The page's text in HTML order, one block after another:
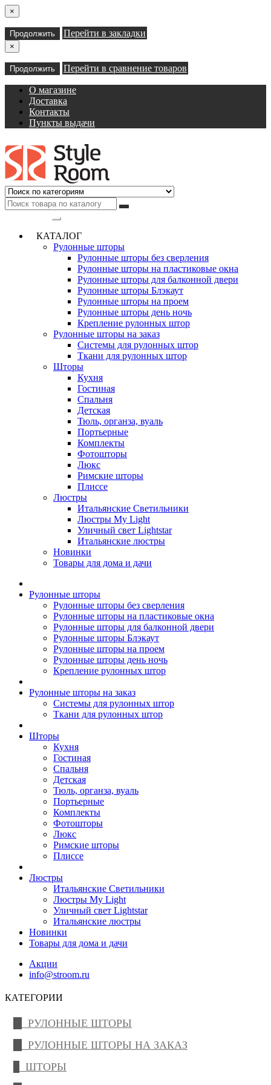
×
Продолжить Перейти в закладки
×
Продолжить Перейти в сравнение товаров
О магазине
Доставка
Контакты
Пункты выдачи
КАТАЛОГ
Рулонные шторы
Рулонные шторы без сверления
Рулонные шторы на пластиковые окна
Рулонные шторы для балконной двери
Рулонные шторы Блэкаут
Рулонные шторы на проем
Рулонные шторы день ночь
Крепление рулонных штор
Рулонные шторы на заказ
Системы для рулонных штор
Ткани для рулонных штор
Шторы
Кухня
Гостиная
Спальня
Детская
Тюль, органза, вуаль
Портьерные
Комплекты
Фотошторы
Люкс
Римские шторы
Плиссе
Люстры
Итальянские Светильники
Люстры My Light
Уличный свет Lightstar
Итальянские люстры
Новинки
Товары для дома и дачи
Рулонные шторы
Рулонные шторы без сверления
Рулонные шторы на пластиковые окна
Рулонные шторы для балконной двери
Рулонные шторы Блэкаут
Рулонные шторы на проем
Рулонные шторы день ночь
Крепление рулонных штор
Рулонные шторы на заказ
Системы для рулонных штор
Ткани для рулонных штор
Шторы
Кухня
Гостиная
Спальня
Детская
Тюль, органза, вуаль
Портьерные
Комплекты
Фотошторы
Люкс
Римские шторы
Плиссе
Люстры
Итальянские Светильники
Люстры My Light
Уличный свет Lightstar
Итальянские люстры
Новинки
Товары для дома и дачи
Акции
info@stroom.ru
КАТЕГОРИИ
РУЛОННЫЕ ШТОРЫ
РУЛОННЫЕ ШТОРЫ НА ЗАКАЗ
ШТОРЫ